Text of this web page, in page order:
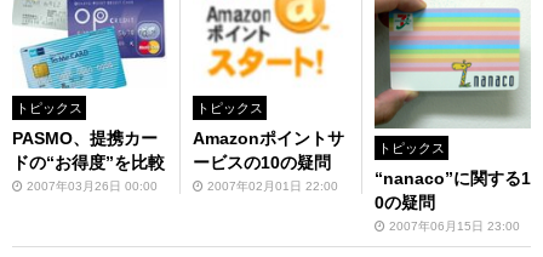
トピックス
PASMO、提携カー
ドの“お得度”を比較
2007年03月26日 00:00
トピックス
Amazonポイントサ
ービスの10の疑問
2007年02月01日 22:00
トピックス
“nanaco”に関する1
0の疑問
2007年06月15日 23:00